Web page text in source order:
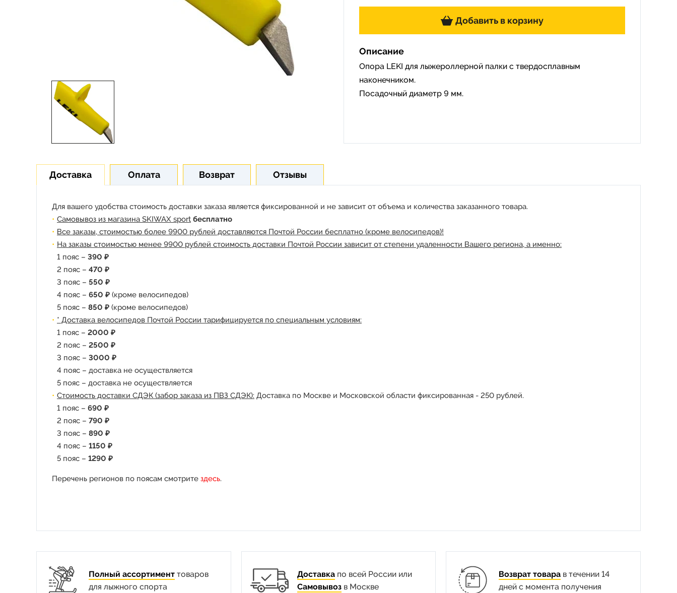
Добавить в корзину
Описание
Опора LEKI для лыжероллерной палки с твердосплавным
наконечником.
Посадочный диаметр 9 мм.
Доставка Оплата Возврат Отзывы
Для вашего удобства стоимость доставки заказа является фиксированной и не зависит от объема и количества заказанного товара.
Самовывоз из магазина SKIWAX sport бесплатно
Все заказы, стоимостью более 9900 рублей доставляются Почтой России бесплатно (кроме велосипедов)!
На заказы стоимостью менее 9900 рублей стоимость доставки Почтой России зависит от степени удаленности Вашего региона, а именно:
1 пояс – 390 ₽
2 пояс – 470 ₽
3 пояс – 550 ₽
4 пояс – 650 ₽ (кроме велосипедов)
5 пояс – 850 ₽ (кроме велосипедов)
* Доставка велосипедов Почтой России тарифицируется по специальным условиям:
1 пояс – 2000 ₽
2 пояс – 2500 ₽
3 пояс – 3000 ₽
4 пояс – доставка не осуществляется
5 пояс – доставка не осуществляется
Стоимость доставки СДЭК (забор заказа из ПВЗ СДЭК): Доставка по Москве и Московской области фиксированная - 250 рублей.
1 пояс – 690 ₽
2 пояс – 790 ₽
3 пояс – 890 ₽
4 пояс – 1150 ₽
5 пояс – 1290 ₽
Перечень регионов по поясам смотрите здесь.
Полный ассортименттоваров
для лыжного спорта
Доставкапо всей России или
Самовывозв Москве
Возврат товарав течении 14
дней с момента получения